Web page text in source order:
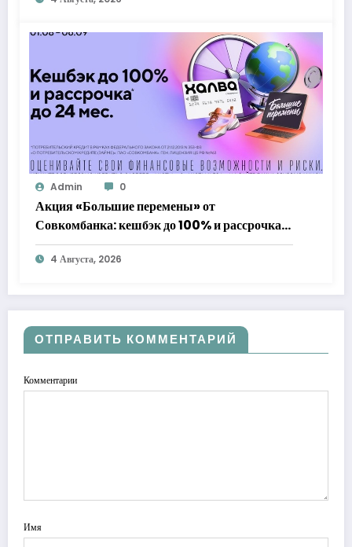
Admin 0
Акция «Большие перемены» от
Совкомбанка: кешбэк до 100% и рассрочка
до 24 месяцев с «Халвой»
4 Августа, 2026
ОТПРАВИТЬ КОММЕНТАРИЙ
Комментарии
Имя